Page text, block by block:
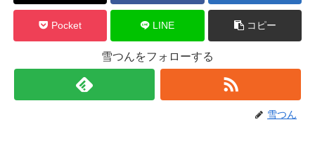
Pocket LINE コピー
雪つんをフォローする
雪つん